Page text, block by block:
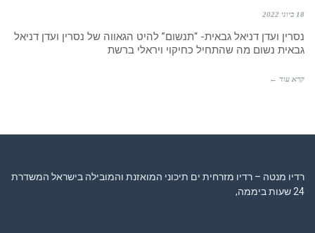
18 ביוני 2022
נסרין ועדן דניאל גבאית- “תנשום” להיט הגאווה של נסרין ועדן דניאל
גבאית נשום מה שהתחיל כחיקוי ויראלי ברשת
קרא עוד ←
רדיו מנטה – רדיו מזרחית ים תיכוני המואזנת והמובילה בישראל המשדרת
24 שעות ביממה,